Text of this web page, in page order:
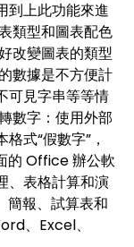
到上此功能來進
類型和圖表配色
改變圖表的類型
數據是不方便計
可見字串等等情
數字：使用外部
式“假數字”，
的 Office 辦公軟
、表格計算和演
簡報、試算表和
、Excel、